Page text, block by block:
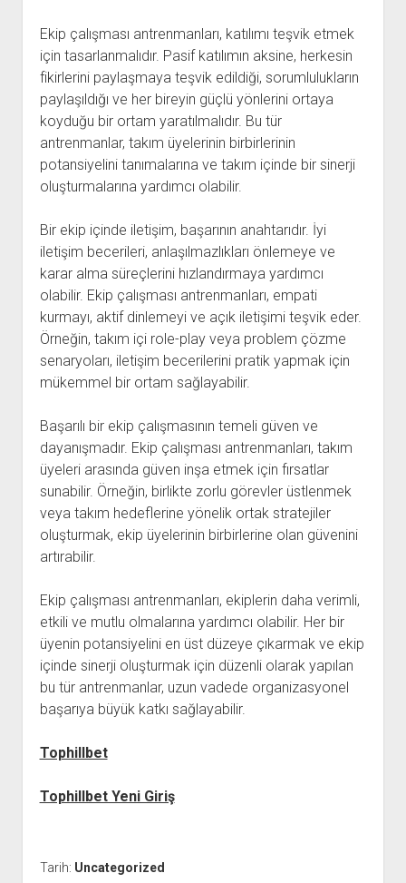
Ekip çalışması antrenmanları, katılımı teşvik etmek
için tasarlanmalıdır. Pasif katılımın aksine, herkesin
fikirlerini paylaşmaya teşvik edildiği, sorumlulukların
paylaşıldığı ve her bireyin güçlü yönlerini ortaya
koyduğu bir ortam yaratılmalıdır. Bu tür
antrenmanlar, takım üyelerinin birbirlerinin
potansiyelini tanımalarına ve takım içinde bir sinerji
oluşturmalarına yardımcı olabilir.
Bir ekip içinde iletişim, başarının anahtarıdır. İyi
iletişim becerileri, anlaşılmazlıkları önlemeye ve
karar alma süreçlerini hızlandırmaya yardımcı
olabilir. Ekip çalışması antrenmanları, empati
kurmayı, aktif dinlemeyi ve açık iletişimi teşvik eder.
Örneğin, takım içi role-play veya problem çözme
senaryoları, iletişim becerilerini pratik yapmak için
mükemmel bir ortam sağlayabilir.
Başarılı bir ekip çalışmasının temeli güven ve
dayanışmadır. Ekip çalışması antrenmanları, takım
üyeleri arasında güven inşa etmek için fırsatlar
sunabilir. Örneğin, birlikte zorlu görevler üstlenmek
veya takım hedeflerine yönelik ortak stratejiler
oluşturmak, ekip üyelerinin birbirlerine olan güvenini
artırabilir.
Ekip çalışması antrenmanları, ekiplerin daha verimli,
etkili ve mutlu olmalarına yardımcı olabilir. Her bir
üyenin potansiyelini en üst düzeye çıkarmak ve ekip
içinde sinerji oluşturmak için düzenli olarak yapılan
bu tür antrenmanlar, uzun vadede organizasyonel
başarıya büyük katkı sağlayabilir.
Tophillbet
Tophillbet Yeni Giriş
Tarih: Uncategorized